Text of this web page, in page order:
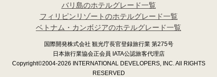
バリ島のホテルグレード一覧
フィリピンリゾートのホテルグレード一覧
ベトナム・カンボジアのホテルグレード一覧
国際開発株式会社 観光庁長官登録旅行業 第275号
日本旅行業協会正会員 IATA公認旅客代理店
Copyright©2004-2026 INTERNATIONAL DEVELOPERS, INC. All RIGHTS
RESERVED